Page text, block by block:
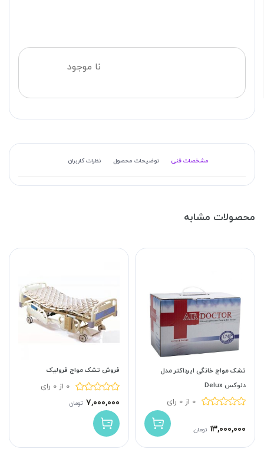
نا موجود
مشخصات فنی توضیحات محصول نظرات کاربران
محصولات مشابه
تشک مواج خانگی ایرداکتر مدل
دلوکس Delux
0 از 0 رای
۱۳,۰۰۰,۰۰۰ تومان
فروش تشک مواج فرولیک
0 از 0 رای
۷,۰۰۰,۰۰۰ تومان